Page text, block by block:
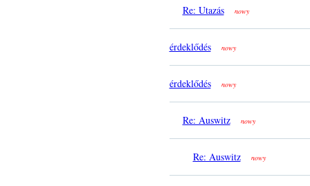
Re: Utazás nowy
érdeklődés nowy
érdeklődés nowy
Re: Auswitz nowy
Re: Auswitz nowy